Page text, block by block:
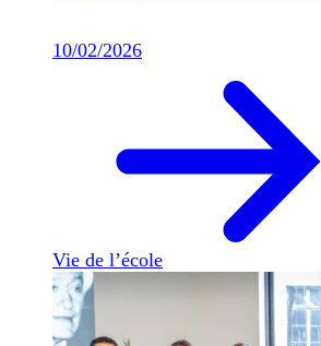
10/02/2026
Vie de l’école